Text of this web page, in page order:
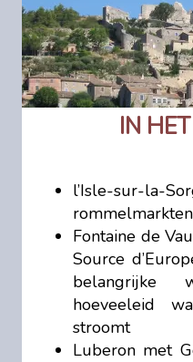
IN
l’Isle-sur-la-
rommelmarkten
Fontaine de
Source
belangrijke
hoeveeleid
stroomt
Luberon met